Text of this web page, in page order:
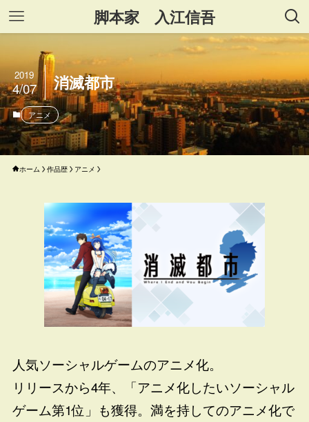
脚本家 入江信吾
消滅都市
2019
4/07
アニメ
ホーム 作品歴 アニメ
人気ソーシャルゲームのアニメ化。
リリースから4年、「アニメ化したいソーシャル
ゲーム第1位」も獲得。満を持してのアニメ化で